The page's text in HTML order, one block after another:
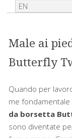
EN
Male ai
Butterfly
Quando per
me
da borsetta
sono diventate